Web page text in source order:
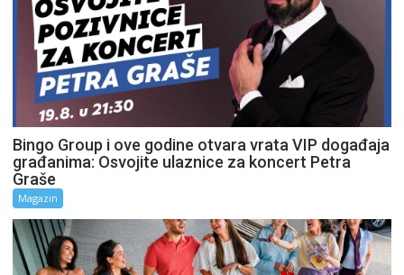
Bingo Group i ove godine otvara vrata VIP događaja
građanima: Osvojite ulaznice za koncert Petra
Graše
Magazin